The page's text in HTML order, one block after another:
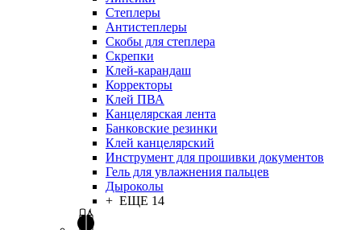
Степлеры
Антистеплеры
Скобы для степлера
Скрепки
Клей-карандаш
Корректоры
Клей ПВА
Канцелярская лента
Банковские резинки
Клей канцелярский
Инструмент для прошивки документов
Гель для увлажнения пальцев
Дыроколы
+ ЕЩЕ 14